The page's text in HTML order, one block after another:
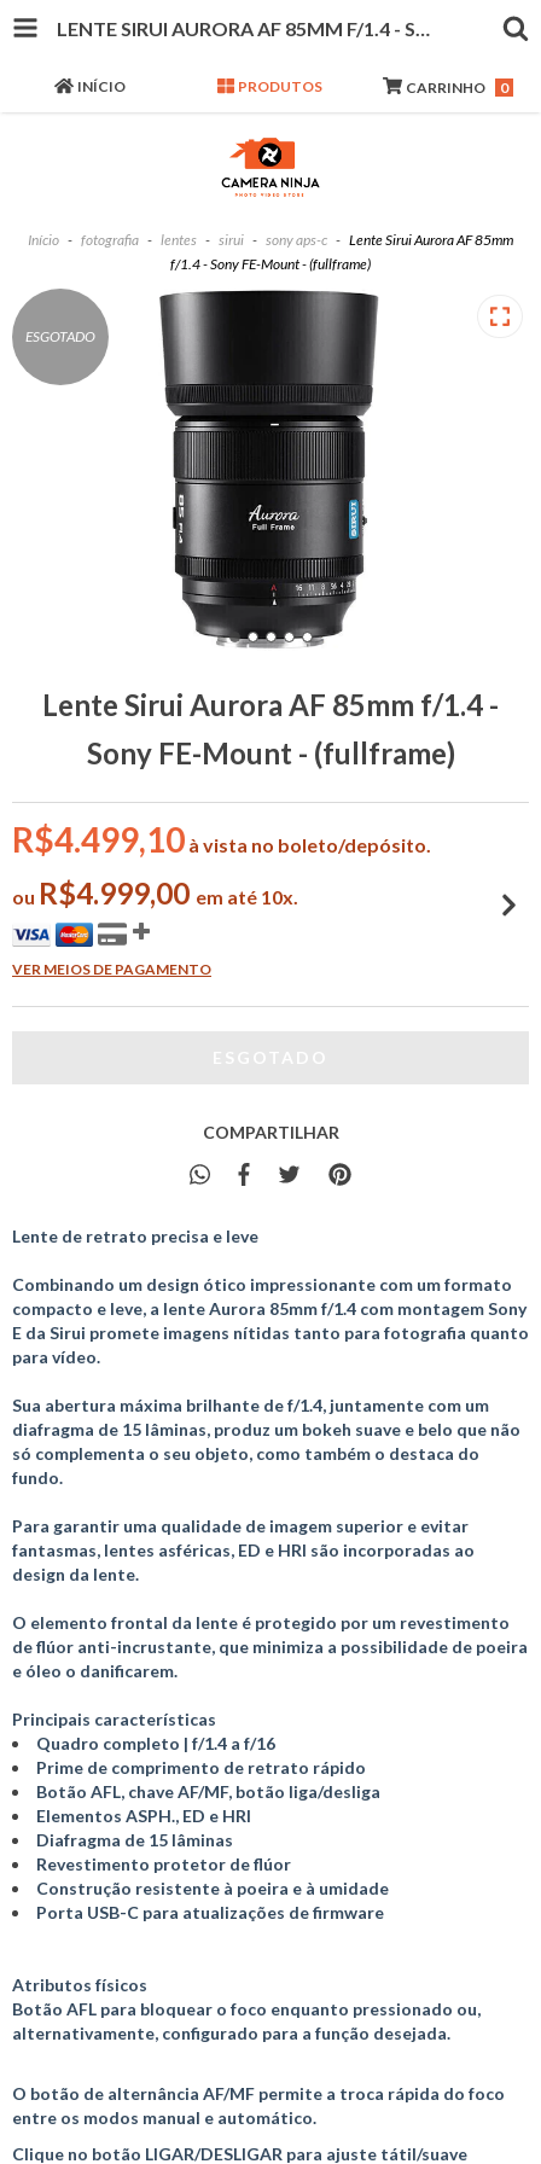
LENTE SIRUI AURORA AF 85MM F/1.4 - SONY FE-MOUNT - (FULLFRAME)
INÍCIO PRODUTOS CARRINHO 0
Início - fotografia - lentes - sirui - sony aps-c - Lente Sirui Aurora AF 85mm
f/1.4 - Sony FE-Mount - (fullframe)
ESGOTADO
Lente Sirui Aurora AF 85mm f/1.4 -
Sony FE-Mount - (fullframe)
R$4.499,10 à vista no boleto/depósito.
ou R$4.999,00 em até 10x.
VER MEIOS DE PAGAMENTO
COMPARTILHAR
Lente de retrato precisa e leve
Combinando um design ótico impressionante com um formato
compacto e leve, a lente Aurora 85mm f/1.4 com montagem Sony
E da Sirui promete imagens nítidas tanto para fotografia quanto
para vídeo.
Sua abertura máxima brilhante de f/1.4, juntamente com um
diafragma de 15 lâminas, produz um bokeh suave e belo que não
só complementa o seu objeto, como também o destaca do
fundo.
Para garantir uma qualidade de imagem superior e evitar
fantasmas, lentes asféricas, ED e HRI são incorporadas ao
design da lente.
O elemento frontal da lente é protegido por um revestimento
de flúor anti-incrustante, que minimiza a possibilidade de poeira
e óleo o danificarem.
Principais características
Quadro completo | f/1.4 a f/16
Prime de comprimento de retrato rápido
Botão AFL, chave AF/MF, botão liga/desliga
Elementos ASPH., ED e HRI
Diafragma de 15 lâminas
Revestimento protetor de flúor
Construção resistente à poeira e à umidade
Porta USB-C para atualizações de firmware
Atributos físicos
Botão AFL para bloquear o foco enquanto pressionado ou,
alternativamente, configurado para a função desejada.
O botão de alternância AF/MF permite a troca rápida do foco
entre os modos manual e automático.
Clique no botão LIGAR/DESLIGAR para ajuste tátil/suave